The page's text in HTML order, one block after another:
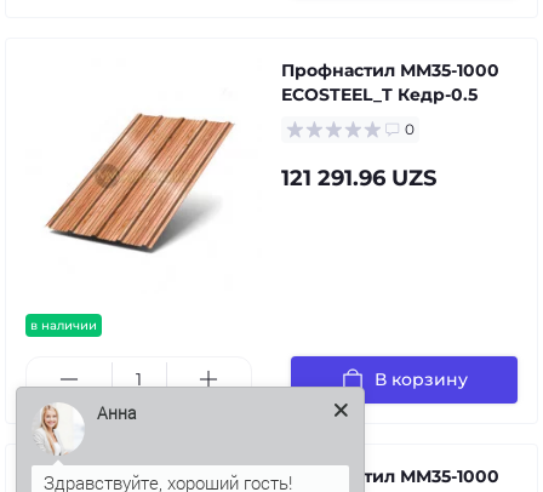
в наличии
Профнастил ММ35-1000
ECOSTEEL_T Кедр-0.5
0
121 291.96 UZS
В корзину
Профнастил ММ35-1000
Анна